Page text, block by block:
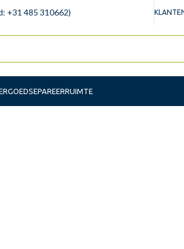
+31 485 310662)
SEPAREERRUIMTE